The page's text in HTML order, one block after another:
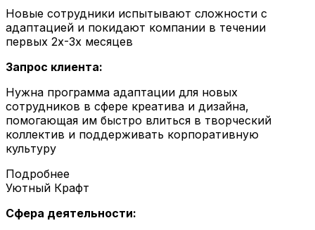
Новые сотрудники испытывают сложности с
адаптацией и покидают компании в течении
первых 2х-3х месяцев
Запрос клиента:
Нужна программа адаптации для новых
сотрудников в сфере креатива и дизайна,
помогающая им быстро влиться в творческий
коллектив и поддерживать корпоративную
культуру
Подробнее
Уютный Крафт
Сфера деятельности: